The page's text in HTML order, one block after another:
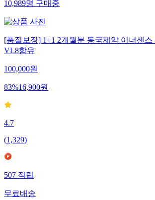
10,989명구매중
[품질보장] 1+1 2개월분 동국제약 이너센
VL8함유
100,000원
83%16,900원
4.7
(1,329)
507적립
무료배송